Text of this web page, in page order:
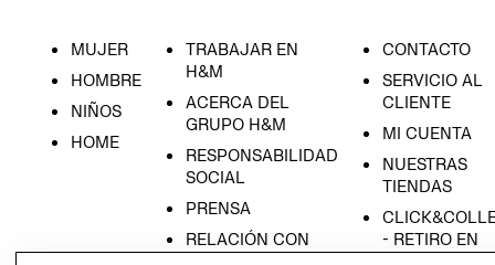
MUJER
HOMBRE
NIÑOS
HOME
TRABAJAR EN
H&M
ACERCA DEL
GRUPO H&M
RESPONSABILIDAD
SOCIAL
PRENSA
RELACIÓN CON
CONTACTO
SERVICIO AL
CLIENTE
MI CUENTA
NUESTRAS
TIENDAS
- RETIRO EN